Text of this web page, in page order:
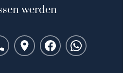
werden